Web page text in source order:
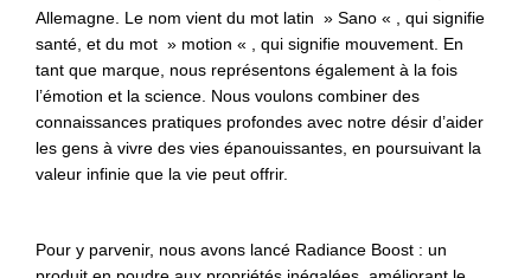
Allemagne. Le nom vient du mot latin » Sano « , qui signifie
santé, et du mot » motion « , qui signifie mouvement. En
tant que marque, nous représentons également à la fois
l’émotion et la science. Nous voulons combiner des
connaissances pratiques profondes avec notre désir d’aider
les gens à vivre des vies épanouissantes, en poursuivant la
valeur infinie que la vie peut offrir.
Pour y parvenir, nous avons lancé Radiance Boost : un